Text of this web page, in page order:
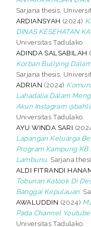
Sarjana thesis,
ARDIANSYAH (2024)
DINAS KESEHATAN
Universitas Tadulako.
ADINDA SALSABILAH
Korban Bullying
Sarjana thesis,
ADRIAN (2024)
Lahadalia Dalam
Akun Instagram
Universitas Tadulako.
AYU WINDA SARI
Lapangan Keluarga
Program Kampung
Lambunu. Sarjana
ALDI FITRANDI
Tobunan Katook Di
Banggai Kepulauan.
AWALUDDIN (2024)
Pada Channel
Universitas Tadulako.